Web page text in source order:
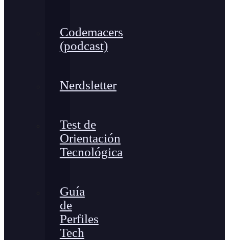
Codemacers
(podcast)
Nerdsletter
Test de
Orientación
Tecnológica
Guía
de
Perfiles
Tech